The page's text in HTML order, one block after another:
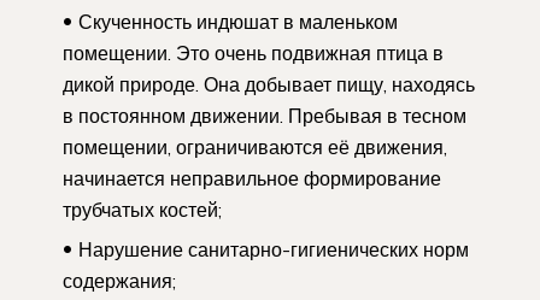
Скученность индюшат в маленьком
помещении. Это очень подвижная птица в
дикой природе. Она добывает пищу, находясь
в постоянном движении. Пребывая в тесном
помещении, ограничиваются её движения,
начинается неправильное формирование
трубчатых костей;
Нарушение санитарно-гигиенических норм
содержания;